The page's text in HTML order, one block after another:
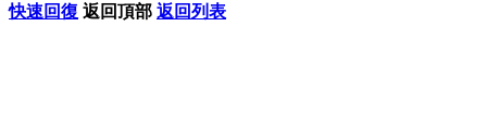
快速回復 返回頂部 返回列表